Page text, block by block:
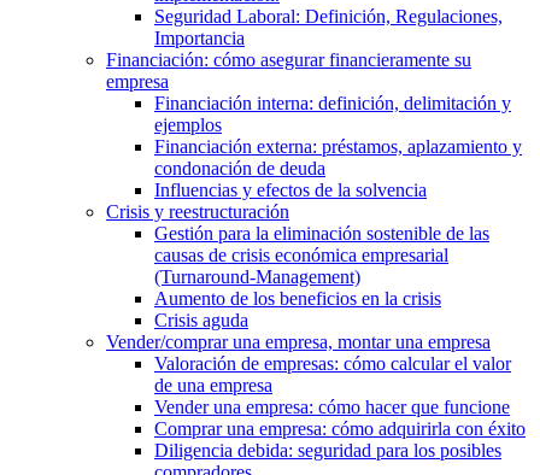
Seguridad Laboral: Definición, Regulaciones,
Importancia
Financiación: cómo asegurar financieramente su
empresa
Financiación interna: definición, delimitación y
ejemplos
Financiación externa: préstamos, aplazamiento y
condonación de deuda
Influencias y efectos de la solvencia
Crisis y reestructuración
Gestión para la eliminación sostenible de las
causas de crisis económica empresarial
(Turnaround-Management)
Aumento de los beneficios en la crisis
Crisis aguda
Vender/comprar una empresa, montar una empresa
Valoración de empresas: cómo calcular el valor
de una empresa
Vender una empresa: cómo hacer que funcione
Comprar una empresa: cómo adquirirla con éxito
Diligencia debida: seguridad para los posibles